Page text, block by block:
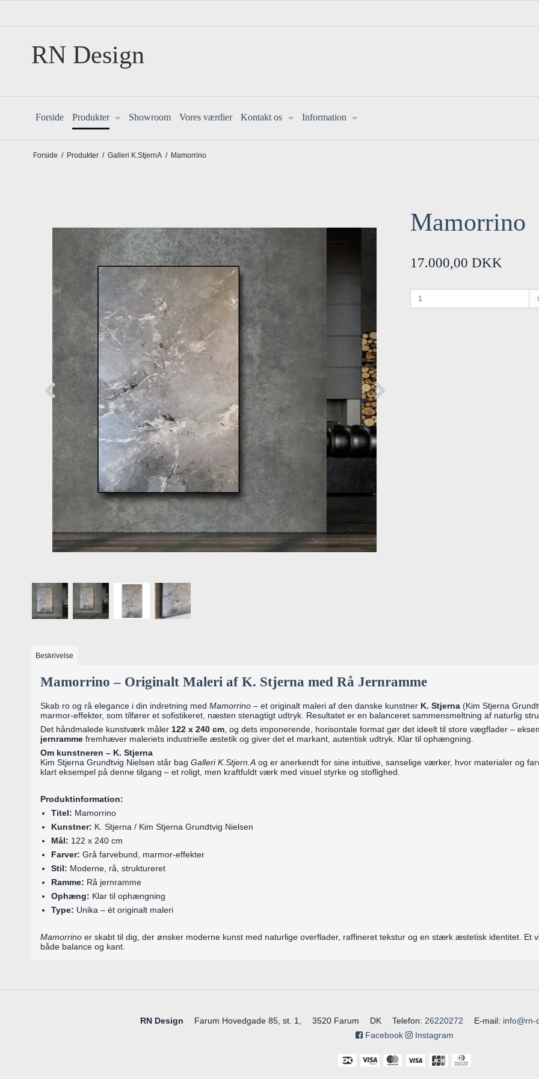
RN Design
Forside Produkter Showroom Vores værdier Kontakt os Information
Forside / Produkter / Galleri K.StjernA / Mamorrino
Mamorrino
17.000,00 DKK
Beskrivelse
Mamorrino – Originalt Maleri af K. Stjerna med Rå Jernramme
Skab ro og rå elegance i din indretning med Mamorrino – et originalt maleri af den danske kunstner K. Stjerna (Kim Stjerna
marmor-effekter, som tilfører et sofistikeret, næsten stenagtigt udtryk. Resultatet er en balanceret sammensmeltning af naturlig
Det håndmalede kunstværk måler 122 x 240 cm , og dets imponerende, horisontale format gør det ideelt til store vægflader –
jernramme fremhæver maleriets industrielle æstetik og giver det et markant, autentisk udtryk. Klar til ophængning.
Om kunstneren – K. Stjerna
Kim Stjerna Grundtvig Nielsen står bag Galleri K.Stjern.A og er anerkendt for sine intuitive, sanselige værker, hvor materialer og
klart eksempel på denne tilgang – et roligt, men kraftfuldt værk med visuel styrke og stoflighed.
Produktinformation:
Titel: Mamorrino
Kunstner: K. Stjerna / Kim Stjerna Grundtvig Nielsen
Mål: 122 x 240 cm
Farver: Grå farvebund, marmor-effekter
Stil: Moderne, rå, struktureret
Ramme: Rå jernramme
Ophæng: Klar til ophængning
Type: Unika – ét originalt maleri
Mamorrino er skabt til dig, der ønsker moderne kunst med naturlige overflader, raffineret tekstur og en stærk æstetisk identitet.
både balance og kant.
RN Design Farum Hovedgade 85, st. 1, 3520 Farum DK Telefon: 26220272 E-mail: info@rn-
Facebook
Instagram